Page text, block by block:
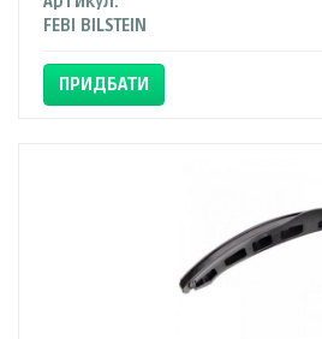
FEBI BILSTEIN
ПРИДБАТИ